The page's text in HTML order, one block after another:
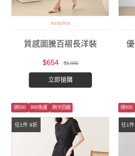
evaviva
質感圖騰百褶長洋裝
$654 $1,090
立即搶購
任1件 9折
領500 999免運 刷卡回饋
任1
領500